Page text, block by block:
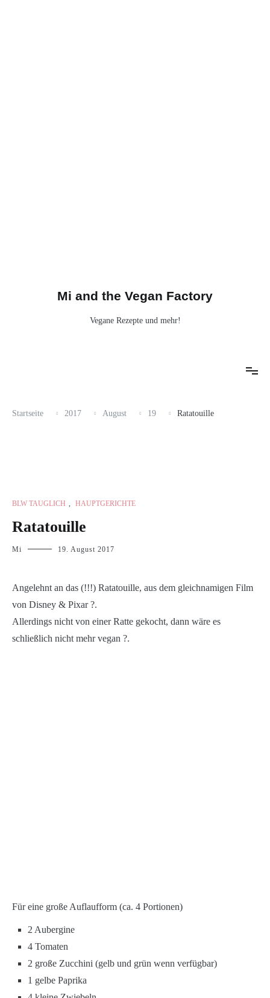
Mi and the Vegan Factory
Vegane Rezepte und mehr!
Startseite 2017 August 19 Ratatouille
BLW TAUGLICH , HAUPTGERICHTE
Ratatouille
Mi 19. August 2017
Angelehnt an das (!!!) Ratatouille, aus dem gleichnamigen Film
von Disney & Pixar ?.
Allerdings nicht von einer Ratte gekocht, dann wäre es
schließlich nicht mehr vegan ?.
Für eine große Auflaufform (ca. 4 Portionen)
2 Aubergine
4 Tomaten
2 große Zucchini (gelb und grün wenn verfügbar)
1 gelbe Paprika